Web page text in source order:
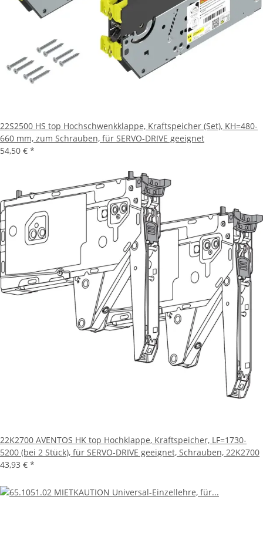
22S2500 HS top Hochschwenkklappe, Kraftspeicher (Set), KH=480-
660 mm, zum Schrauben, für SERVO-DRIVE geeignet
54,50 € *
22K2700 AVENTOS HK top Hochklappe, Kraftspeicher, LF=1730-
5200 (bei 2 Stück), für SERVO-DRIVE geeignet, Schrauben, 22K2700
43,93 € *